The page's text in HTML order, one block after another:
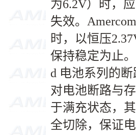
为6.2V）时，
失效。
时，以恒压
保持稳定为止。
d 电池系列的
对电池断路与
于满充状态，
全切除，保证